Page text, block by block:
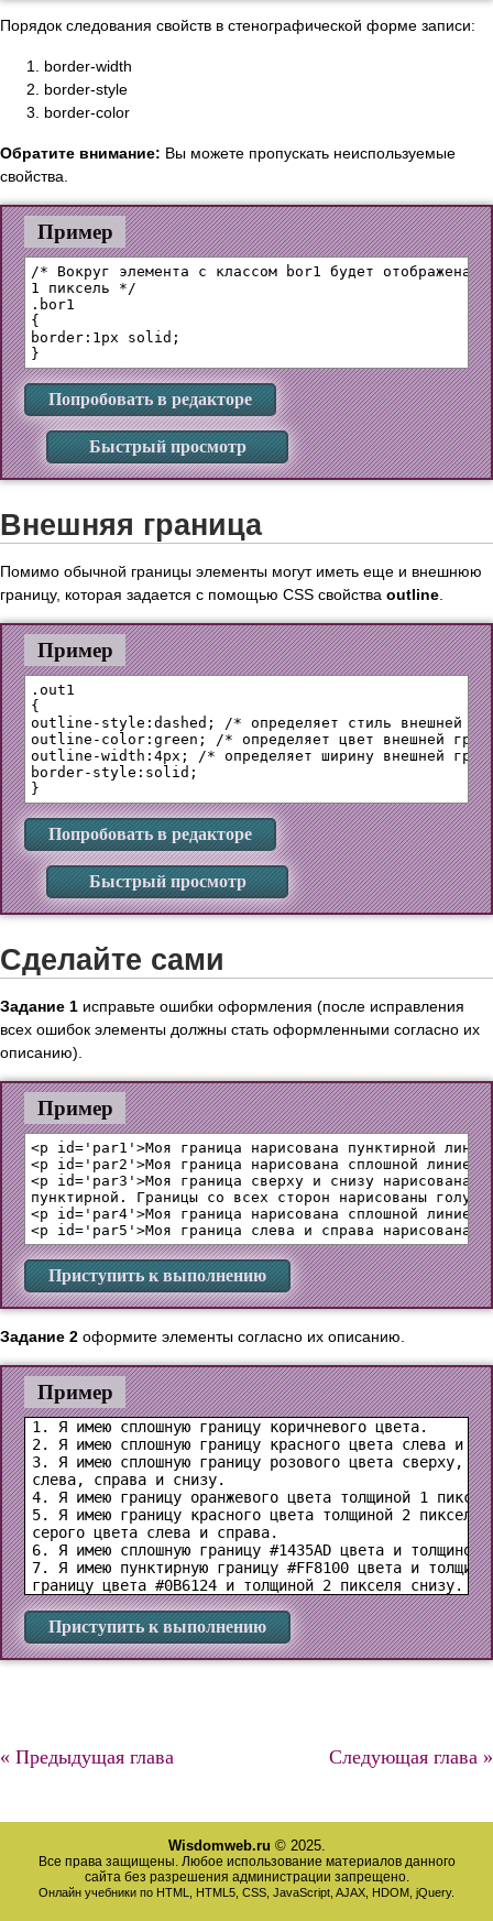
Порядок следования свойств в стенографической форме записи:
border-width
border-style
border-color
Обратите внимание: Вы можете пропускать неиспользуемые
свойства.
Пример
/* Вокруг элемента с классом bor1 будет отображена
1 пиксель */
.bor1
{
border:1px solid;
Попробовать в редакторе
Быстрый просмотр
Внешняя граница
Помимо обычной границы элементы могут иметь еще и внешнюю
границу, которая задается с помощью CSS свойства outline
Пример
.out1
{
outline-style:dashed; /* определяет стиль внешней
outline-color:green; /* определяет цвет внешней
outline-width:4px; /* определяет ширину внешней
border-style:solid;
Попробовать в редакторе
Быстрый просмотр
Сделайте сами
Задание 1 исправьте ошибки оформления (после исправления
всех ошибок элементы должны стать оформленными согласно их
описанию).
Пример
<p id='par1'>Моя граница нарисована пунктирной
<p id='par2'>Моя граница нарисована сплошной линией
<p id='par3'>Моя граница сверху и снизу нарисована
пунктирной. Границы со всех сторон нарисованы
<p id='par4'>Моя граница нарисована сплошной
Приступить к выполнению
Задание 2 оформите элементы согласно их описанию.
Пример
1. Я имею сплошную границу коричневого цвета.
2. Я имею сплошную границу красного цвета слева и
3. Я имею сплошную границу розового цвета сверху, и
слева, справа и снизу.
4. Я имею границу оранжевого цвета толщиной 1
5. Я имею границу красного цвета толщиной 2
серого цвета слева и справа.
6. Я имею сплошную границу #1435AD цвета и
7. Я имею пунктирную границу #FF8100 цвета и
Приступить к выполнению
« Предыдущая глава Следующая глава »
Wisdomweb.ru © 2025.
Все права защищены. Любое использование материалов данного
сайта без разрешения администрации запрещено.
Онлайн учебники по HTML, HTML5, CSS, JavaScript, AJAX, HDOM, jQuery.